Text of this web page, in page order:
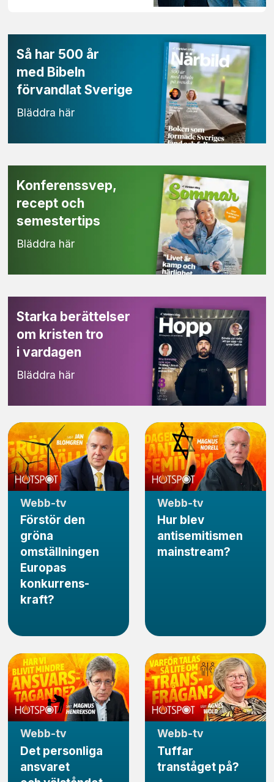
Så har 500 år
med Bibeln
förvandlat Sverige
Bläddra här
Konferenssvep,
recept och
semestertips
Bläddra här
Starka berättelser
om kristen tro
i vardagen
Bläddra här
Webb-tv
Förstör den
gröna
omställningen
Europas
konkurrens­
kraft?
Webb-tv
Hur blev
antisemitismen
mainstream?
Webb-tv
Det personliga
ansvaret
Webb-tv
Tuffar
tranståget på?